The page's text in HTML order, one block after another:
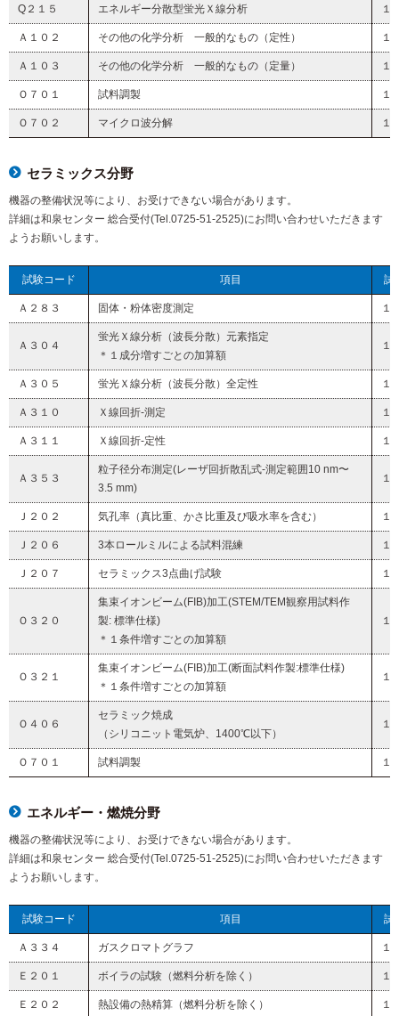
Q２１５ エネルギー分散型蛍光Ｘ線分析 １
Ａ１０２ その他の化学分析 一般的なもの（定性） １
Ａ１０３ その他の化学分析 一般的なもの（定量） １
Ｏ７０１ 試料調製 １
Ｏ７０２ マイクロ波分解 １
セラミックス分野
機器の整備状況等により、お受けできない場合があります。
詳細は和泉センター 総合受付(Tel.0725-51-2525)にお問い合わせいただきます
ようお願いします。
試験コード 項目 試
Ａ２８３ 固体・粉体密度測定 １
Ａ３０４
蛍光Ｘ線分析（波長分散）元素指定
＊１成分増すごとの加算額
１
Ａ３０５ 蛍光Ｘ線分析（波長分散）全定性 １
Ａ３１０ Ｘ線回折-測定 １
Ａ３１１ Ｘ線回折-定性 １
Ａ３５３
粒⼦径分布測定(レーザ回折散乱式-測定範囲10 nm〜
3.5 mm)
１
Ｊ２０２ 気孔率（真比重、かさ比重及び吸水率を含む） １
Ｊ２０６ 3本ロールミルによる試料混練 １
Ｊ２０７ セラミックス3点曲げ試験 １
Ｏ３２０
集束イオンビーム(FIB)加⼯(STEM/TEM観察⽤試料作
製: 標準仕様)
＊１条件増すごとの加算額
１
Ｏ３２１
集束イオンビーム(FIB)加⼯(断⾯試料作製:標準仕様)
＊１条件増すごとの加算額
１
Ｏ４０６
セラミック焼成
（シリコニット電気炉、1400℃以下）
１
Ｏ７０１ 試料調製 １
エネルギー・燃焼分野
機器の整備状況等により、お受けできない場合があります。
詳細は和泉センター 総合受付(Tel.0725-51-2525)にお問い合わせいただきます
ようお願いします。
試験コード 項目 試
Ａ３３４ ガスクロマトグラフ １
Ｅ２０１ ボイラの試験（燃料分析を除く） １
Ｅ２０２ 熱設備の熱精算（燃料分析を除く） １